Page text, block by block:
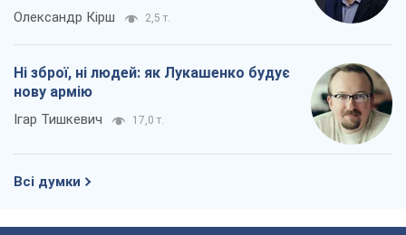
Олександр Кірш 2,5 т.
Ні зброї, ні людей: як Лукашенко будує
нову армію
Ігар Тишкевич 17,0 т.
Всі думки